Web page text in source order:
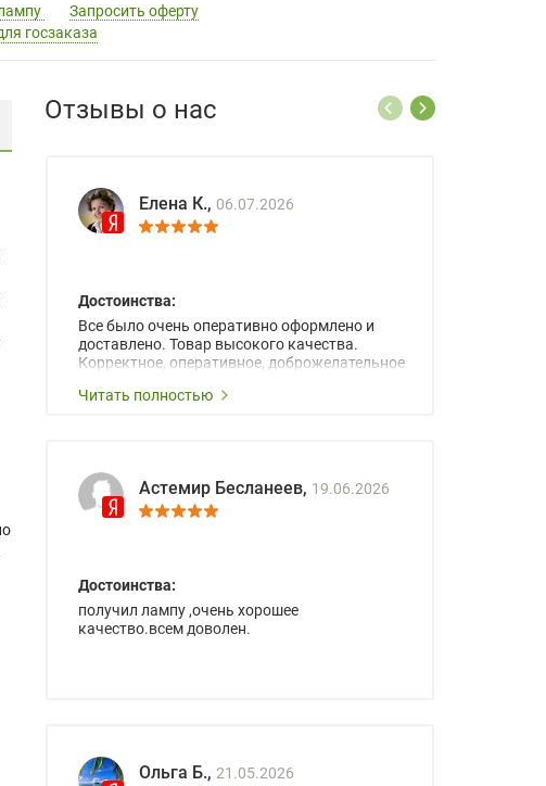
Запросить оферту
госзаказа
Отзывы о нас
Елена К., 06.07.2026
Достоинства:
Все было очень оперативно оформлено и
доставлено. Товар высокого качества.
Корректное, оперативное, доброжелательное
Читать полностью
Астемир Бесланеев, 19.06.2026
Достоинства:
получил лампу ,очень хорошее
качество.всем доволен.
Ольга Б., 21.05.2026